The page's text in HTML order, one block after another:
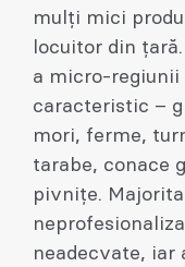
mulți mici
locuitor din
a micro-regiunii
caracteristic –
mori, ferme,
tarabe, conace
pivnițe.
neadecvate, iar